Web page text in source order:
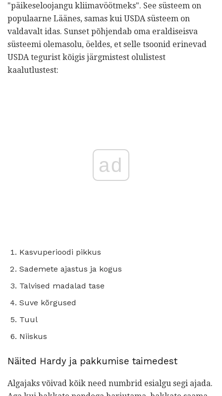
"päikeseloojangu kliimavöötmeks". See süsteem on
populaarne Läänes, samas kui USDA süsteem on
valdavalt idas. Sunset põhjendab oma eraldiseisva
süsteemi olemasolu, öeldes, et selle tsoonid erinevad
USDA tegurist kõigis järgmistest olulistest
kaalutlustest:
ad
Kasvuperioodi pikkus
Sademete ajastus ja kogus
Talvised madalad tase
Suve kõrgused
Tuul
Niiskus
Näited Hardy ja pakkumise taimedest
Algajaks võivad kõik need numbrid esialgu segi ajada.